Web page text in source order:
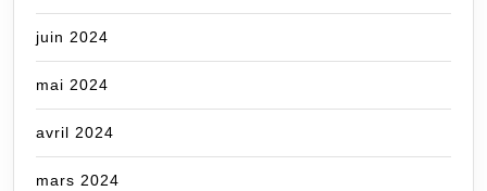
juin 2024
mai 2024
avril 2024
mars 2024